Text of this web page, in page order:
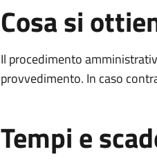
Cosa si
Il procedimento
provvedimento. In caso
Tempi e